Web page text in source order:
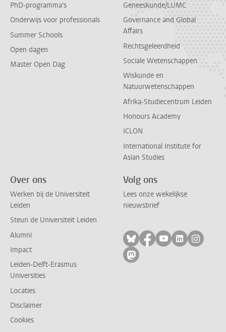
PhD-programma's
Onderwijs voor professionals
Summer Schools
Open dagen
Master Open Dag
Geneeskunde/LUMC
Governance and Global
Affairs
Rechtsgeleerdheid
Sociale Wetenschappen
Wiskunde en
Natuurwetenschappen
Afrika-Studiecentrum Leiden
Honours Academy
ICLON
International Institute for
Asian Studies
Over ons
Werken bij de Universiteit
Leiden
Steun de Universiteit Leiden
Alumni
Impact
Leiden-Delft-Erasmus
Universities
Locaties
Disclaimer
Cookies
Volg ons
Lees onze wekelijkse
nieuwsbrief
Volg ons op bluesky
Volg ons op
Volg ons op
Volg ons
Volg
Volg ons op mastodon